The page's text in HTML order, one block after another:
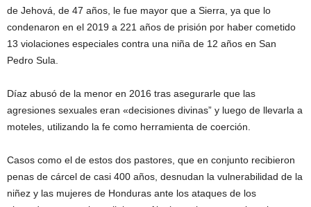
de Jehová, de 47 años, le fue mayor que a Sierra, ya que lo
condenaron en el 2019 a 221 años de prisión por haber cometido
13 violaciones especiales contra una niña de 12 años en San
Pedro Sula.
Díaz abusó de la menor en 2016 tras asegurarle que las
agresiones sexuales eran «decisiones divinas” y luego de llevarla a
moteles, utilizando la fe como herramienta de coerción.
Casos como el de estos dos pastores, que en conjunto recibieron
penas de cárcel de casi 400 años, desnudan la vulnerabilidad de la
niñez y las mujeres de Honduras ante los ataques de los